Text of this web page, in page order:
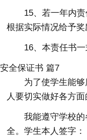
15、若一年内
根据实际情况给予奖
16、本责任书
安全保证书 篇7
为了使学生能
人要切实做好各方面
我能遵守学校
全。学生本人签字：